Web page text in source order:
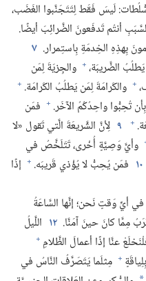
لَيسَ فَقَط لِتَتَجَنَّبوا الغَضَب،‏
أنتُم تَدفَعونَ الضَّرائِبَ أيضًا.‏
بِهذِهِ الخِدمَةِ بِاستِمرار.‏ ٧
الضَّريبَة،‏ + والجِزيَةَ لِمَن
+ والكَرامَةَ لِمَن يَطلُبُ الكَرامَة.‏ +
تُحِبُّوا واحِدُكُمُ الآخَر.‏ + فمَن
+ ٩ لِأنَّ الشَّريعَةَ الَّتي تَقول «لا
وأيَّ وَصِيَّةٍ أُخْرى،‏ تَتَلَخَّصُ في
١٠ فمَن يُحِبُّ لا يُؤْذي قَريبَه.‏ + إذًا
في أيِّ وَقتٍ نَحن؛‏ إنَّها السَّاعَةُ
مِمَّا كانَ حينَ آمَنَّا.‏ ١٢ اللَّيلُ
عنَّا إذًا أعمالَ الظَّلامِ +
بِلِياقَةٍ + مِثلَما يَتَصَرَّفُ النَّاسُ في